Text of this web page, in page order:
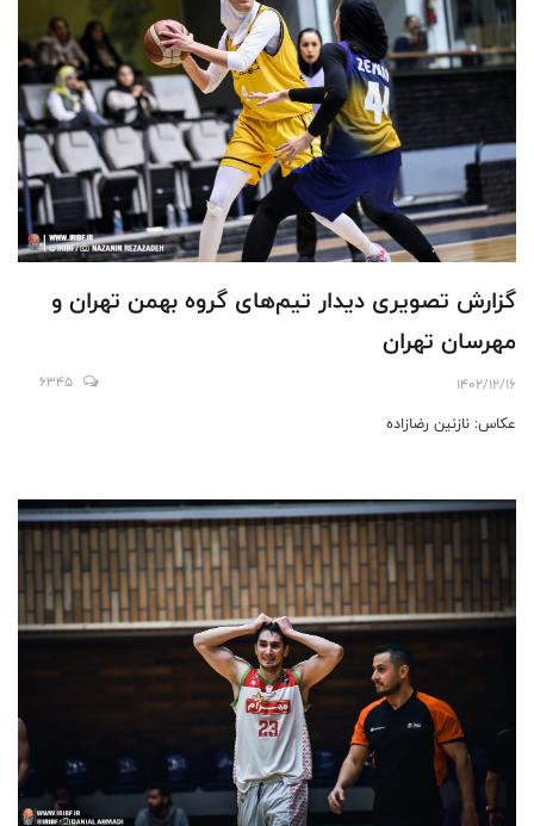
گزارش تصویری دیدار تیم‌های گروه بهمن تهران و
مهرسان تهران
1402/12/16
6345
عکاس: نازنین رضازاده